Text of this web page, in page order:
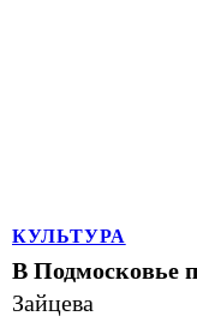
КУЛЬТУРА
В Подмосковье
Зайцева